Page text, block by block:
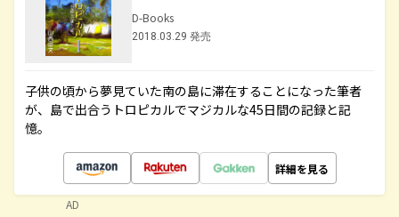
D-Books
2018.03.29 発売
子供の頃から夢見ていた南の島に滞在することになった筆者
が、島で出合うトロピカルでマジカルな45日間の記録と記
憶。
詳細を見る
AD